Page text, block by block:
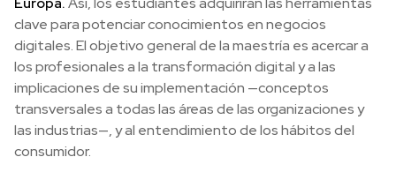
clave para potenciar conocimientos en negocios
digitales. El objetivo general de la maestría es acercar a
los profesionales a la transformación digital y a las
implicaciones de su implementación —conceptos
transversales a todas las áreas de las organizaciones y
las industrias—, y al entendimiento de los hábitos del
consumidor.